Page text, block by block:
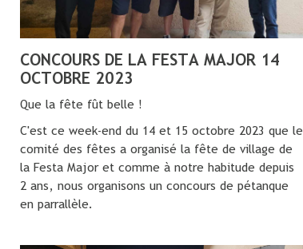
CONCOURS DE LA FESTA MAJOR 14
OCTOBRE 2023
Que la fête fût belle !
C'est ce week-end du 14 et 15 octobre 2023 que le
comité des fêtes a organisé la fête de village de
la Festa Major et comme à notre habitude depuis
2 ans, nous organisons un concours de pétanque
en parrallèle.